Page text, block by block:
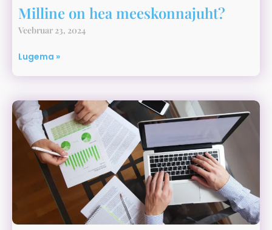
Milline on hea meeskonnajuht?
Veebruar 23, 2024
Lugema »